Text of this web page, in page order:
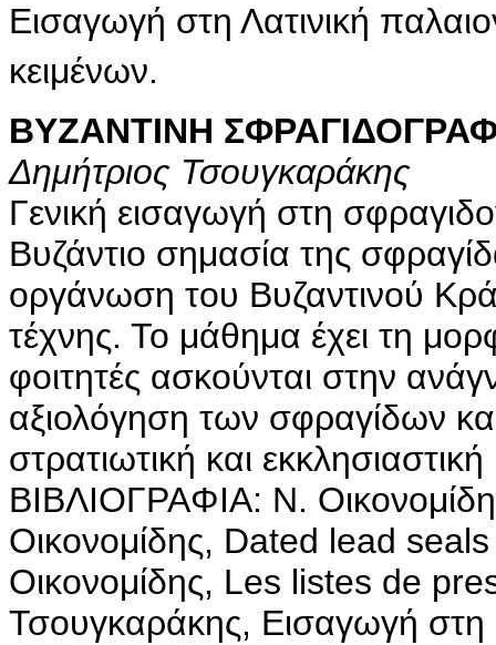
Eισαγωγή στη Λατινική
κειμένων.
ΒΥΖΑΝΤΙΝΗ
Δημήτριος Τσουγκαράκης
Γενική εισαγωγή στη
Βυζάντιο σημασία της
οργάνωση του Βυζαντινού
τέχνης. Το μάθημα έχει τη
φοιτητές ασκούνται στην
αξιολόγηση των σφραγίδων
στρατιωτική και εκκλησιαστική
BIBΛIOΓPAΦIA: N.
Oικονομίδης, Dated lead
Oικονομίδης, Les listes de
Τσουγκαράκης, Εισαγωγή στη